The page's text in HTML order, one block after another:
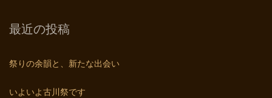
最近の投稿
祭りの余韻と、新たな出会い
いよいよ古川祭です